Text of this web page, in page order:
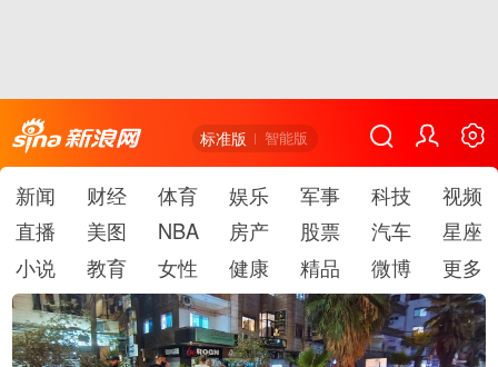
标准版 智能版
新闻 财经 体育 娱乐 军事 科技
视频
直播
美图 NBA 房产 股票 汽车
星座
小说
教育 女性 健康 精品 微博 更多